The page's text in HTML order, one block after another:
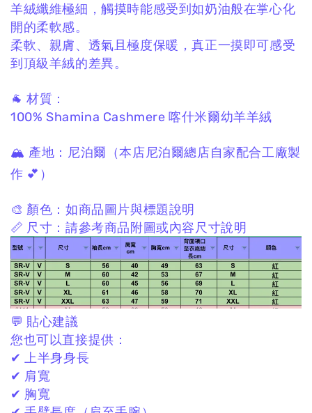
羊絨纖維極細，觸摸時能感受到如奶油般在掌心化
開的柔軟感。
柔軟、親膚、透氣且極度保暖，真正一摸即可感受
到頂級羊絨的差異。
🐐 材質：
100% Shamina Cashmere喀什米爾幼羊羊絨
🏔 產地： 尼泊爾 （本店尼泊爾總店自家配合工廠製
作 💕）
🎨 顏色： 如商品圖片與標題說明
📏 尺寸： 請參考商品附圖或內容尺寸說明
💬 貼心建議
您也可以直接提供：
✔ 上半身身長
✔ 肩寬
✔ 胸寬